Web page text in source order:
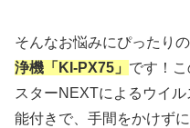
そんなお悩みにぴったりの
浄機「KI-PX75」 です！
スターNEXTによるウイ
能付きで、手間をかけず